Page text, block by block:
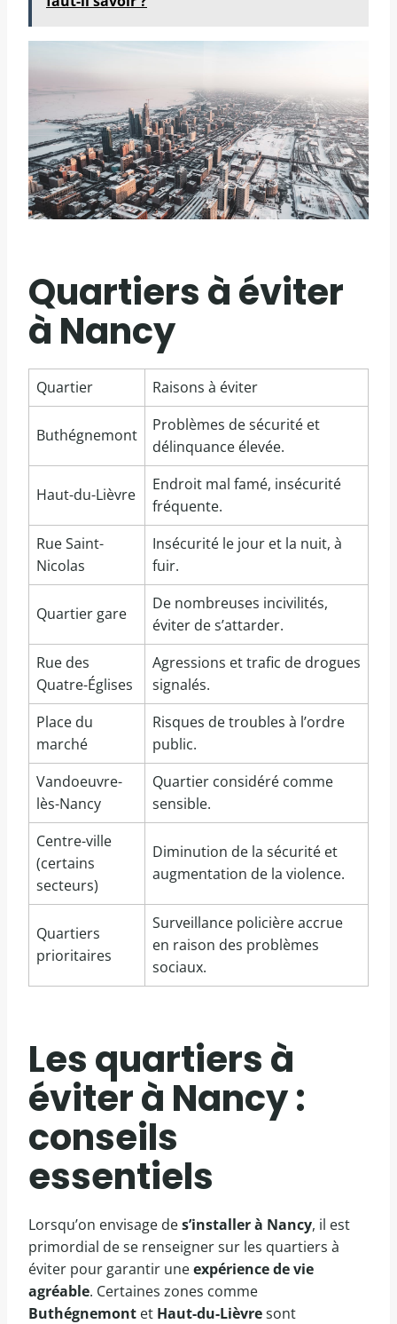
Quartiers à éviter
à Nancy
Quartier Raisons à éviter
Buthégnemont
Problèmes de sécurité et
délinquance élevée.
Haut-du-Lièvre
Endroit mal famé, insécurité
fréquente.
Rue Saint-
Nicolas
Insécurité le jour et la nuit, à
fuir.
Quartier gare
De nombreuses incivilités,
éviter de s’attarder.
Rue des
Quatre-Églises
Agressions et trafic de drogues
signalés.
Place du
marché
Risques de troubles à l’ordre
public.
Vandoeuvre-
lès-Nancy
Quartier considéré comme
sensible.
Centre-ville
(certains
secteurs)
Diminution de la sécurité et
augmentation de la violence.
Quartiers
prioritaires
Surveillance policière accrue
en raison des problèmes
sociaux.
Les quartiers à
éviter à Nancy :
conseils
essentiels
Lorsqu’on envisage des’installer à Nancy, il est
primordial de se renseigner sur les quartiers à
éviter pour garantir uneexpérience de vie
agréable. Certaines zones comme
Buthégnemont et Haut-du-Lièvresont